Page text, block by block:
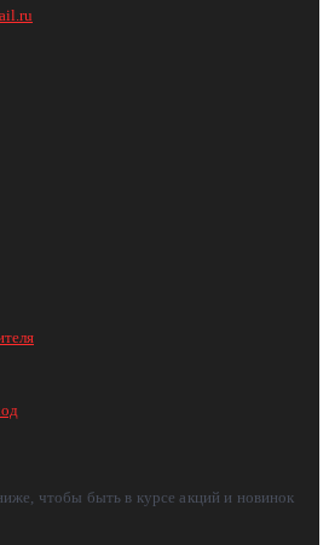
чтобы быть в курсе акций и новинок